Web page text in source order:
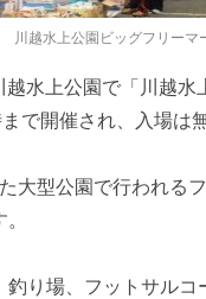
川越水上公園ビッグフリーマ
水上公園で「川越
で開催され、入場は
大型公園で行われる
り場、フットサル